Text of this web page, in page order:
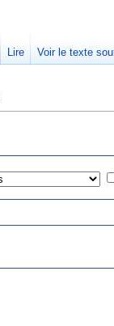
Lire Voir le texte